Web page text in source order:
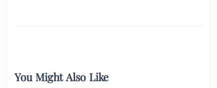
You Might Also Like